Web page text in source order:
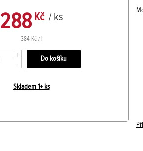
288Kč / ks
384 Kč / l
+
-
Skladem 1+ ks